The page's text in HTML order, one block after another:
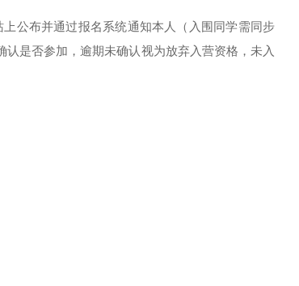
上公布并通过报名系统通知本人（入围同学需同步
是否参加，逾期未确认视为放弃入营资格，未入